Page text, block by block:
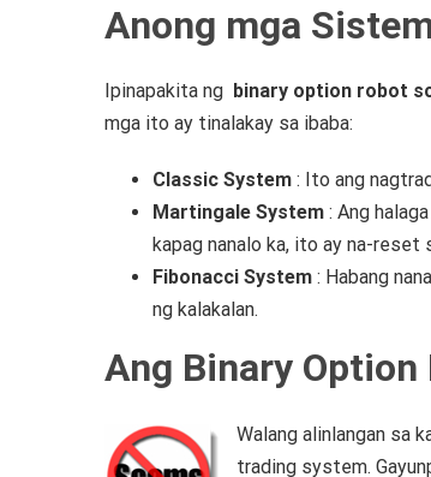
Anong mga
Ipinapakita ng binary option robot
mga ito ay tinalakay sa ibaba:
Classic System : Ito ang
Martingale System : Ang
kapag nanalo ka, ito ay na-reset
Fibonacci System : Habang
ng kalakalan.
Ang Binary Option
Walang alinlangan sa
trading system.